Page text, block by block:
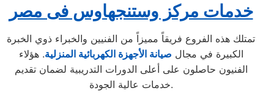
خدمات مركز وستنجهاوس فى مصر
تمتلك هذه الفروع فريقاً مميزاً من الفنيين والخبراء ذوي الخبرة
الكبيرة في مجال صيانة الأجهزة الكهربائية المنزلية. هؤلاء
الفنيون حاصلون على أعلى الدورات التدريبية لضمان تقديم
خدمات عالية الجودة.